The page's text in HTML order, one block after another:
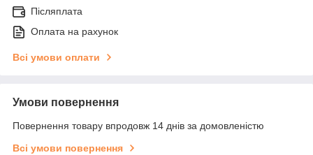
Післяплата
Оплата на рахунок
Всі умови оплати
Умови повернення
Повернення товару впродовж 14 днів за домовленістю
Всі умови повернення